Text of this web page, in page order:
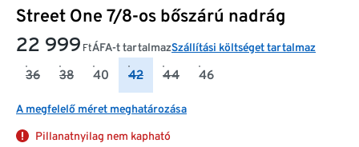
Street One 7/8-os bőszárú nadrág
22 999 FtÁFA-t tartalmazSzállítási költséget tartalmaz
36 38 40 42 44 46
A megfelelő méret meghatározása
Pillanatnyilag nem kapható